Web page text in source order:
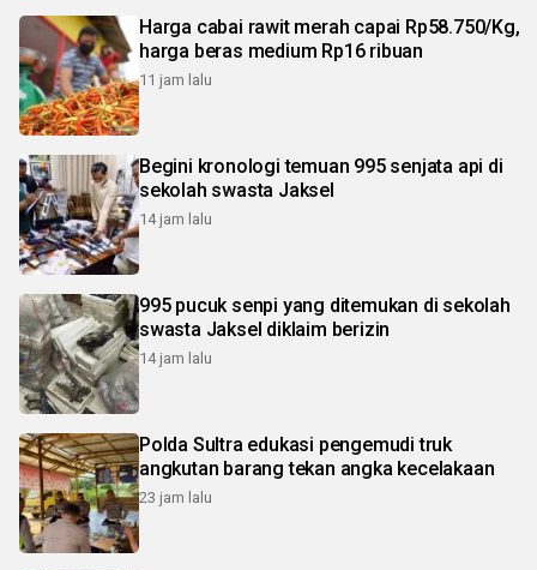
Harga cabai rawit merah capai Rp58.750/Kg,
harga beras medium Rp16 ribuan
11 jam lalu
Begini kronologi temuan 995 senjata api di
sekolah swasta Jaksel
14 jam lalu
995 pucuk senpi yang ditemukan di sekolah
swasta Jaksel diklaim berizin
14 jam lalu
Polda Sultra edukasi pengemudi truk
angkutan barang tekan angka kecelakaan
23 jam lalu